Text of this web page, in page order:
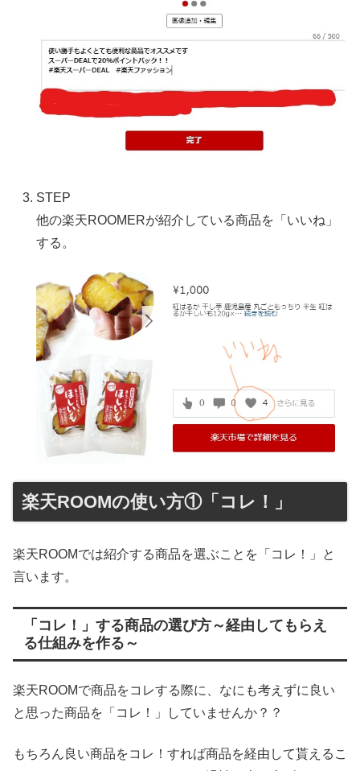
STEP
他の楽天ROOMERが紹介している商品を「いいね」
する。
楽天ROOMの使い方①「コレ！」
楽天ROOMでは紹介する商品を選ぶことを「コレ！」と
言います。
「コレ！」する商品の選び方～経由してもらえ
る仕組みを作る～
楽天ROOMで商品をコレする際に、なにも考えずに良い
と思った商品を「コレ！」していませんか？？
もちろん良い商品をコレ！すれば商品を経由して貰えるこ